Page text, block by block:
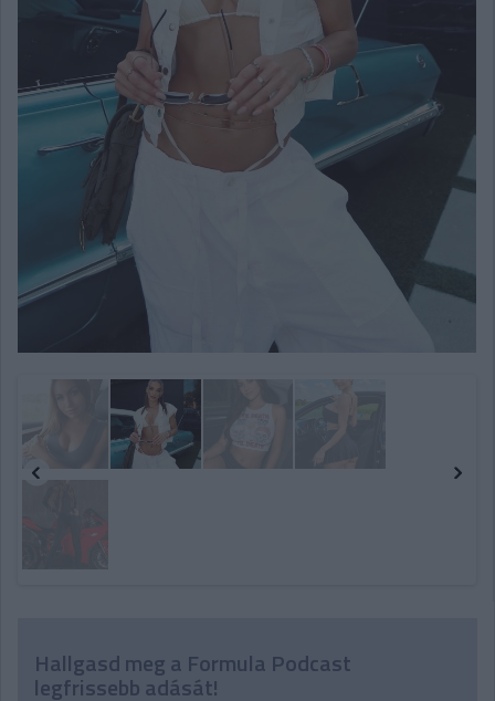
Hallgasd meg a Formula Podcast
legfrissebb adását!